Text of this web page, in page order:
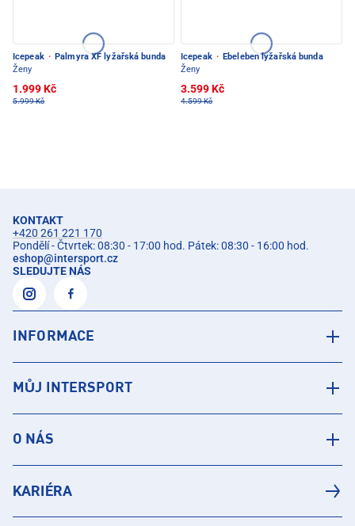
Icepeak · Palmyra XF lyžařská bunda
Ženy
1.999 Kč
5.999 Kč
Icepeak · Ebeleben lyžařská bunda
Ženy
3.599 Kč
4.599 Kč
KONTAKT
+420 261 221 170
Pondělí - Čtvrtek: 08:30 - 17:00 hod. Pátek: 08:30 - 16:00 hod.
eshop@intersport.cz
SLEDUJTE NÁS
INFORMACE
MŮJ INTERSPORT
O NÁS
KARIÉRA